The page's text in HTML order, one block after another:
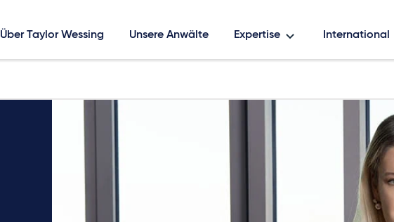
Über Taylor Wessing Unsere Anwälte Expertise International